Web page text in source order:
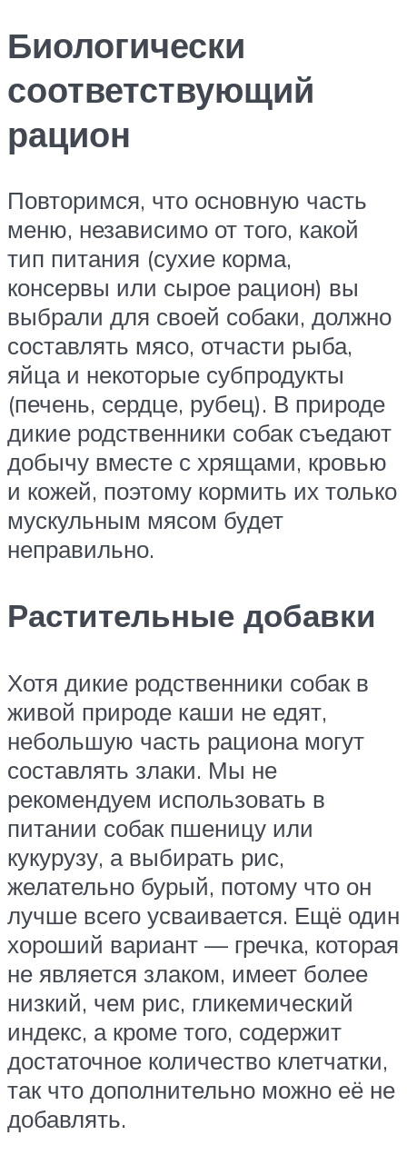
Биологически
соответствующий
рацион
Повторимся, что основную часть
меню, независимо от того, какой
тип питания (сухие корма,
консервы или сырое рацион) вы
выбрали для своей собаки, должно
составлять мясо, отчасти рыба,
яйца и некоторые субпродукты
(печень, сердце, рубец). В природе
дикие родственники собак съедают
добычу вместе с хрящами, кровью
и кожей, поэтому кормить их только
мускульным мясом будет
неправильно.
Растительные добавки
Хотя дикие родственники собак в
живой природе каши не едят,
небольшую часть рациона могут
составлять злаки. Мы не
рекомендуем использовать в
питании собак пшеницу или
кукурузу, а выбирать рис,
желательно бурый, потому что он
лучше всего усваивается. Ещё один
хороший вариант — гречка, которая
не является злаком, имеет более
низкий, чем рис, гликемический
индекс, а кроме того, содержит
достаточное количество клетчатки,
так что дополнительно можно её не
добавлять.